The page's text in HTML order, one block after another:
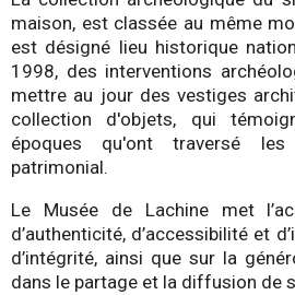
maison, est classée au même
est désigné lieu historique
1998, des interventions
mettre au jour des vestiges
collection d'objets, qui
époques qu'ont traversé
patrimonial.
Le Musée de Lachine met
d’authenticité, d’accessibilité et
d’intégrité, ainsi que sur la
dans le partage et la diffusion de